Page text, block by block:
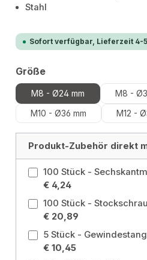
Stahl
Sofort verfügbar, Lieferzeit 4-
Größeauswählen
M8 - Ø24 mm
M8 -
M10 - Ø36 mm
M12 -
Produkt-Zubehör direkt
€ 4,24
€ 20,89
€ 10,45